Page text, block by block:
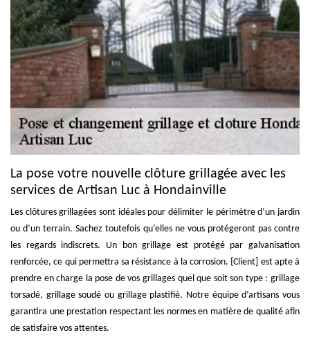
La pose votre nouvelle clôture grillagée avec les
services de Artisan Luc à Hondainville
Les clôtures grillagées sont idéales pour délimiter le périmètre d’un jardin
ou d’un terrain. Sachez toutefois qu’elles ne vous protégeront pas contre
les regards indiscrets. Un bon grillage est protégé par galvanisation
renforcée, ce qui permettra sa résistance à la corrosion. {Client] est apte à
prendre en charge la pose de vos grillages quel que soit son type : grillage
torsadé, grillage soudé ou grillage plastifié. Notre équipe d’artisans vous
garantira une prestation respectant les normes en matière de qualité afin
de satisfaire vos attentes.